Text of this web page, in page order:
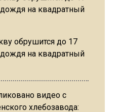
обрушится до 17
на квадратный